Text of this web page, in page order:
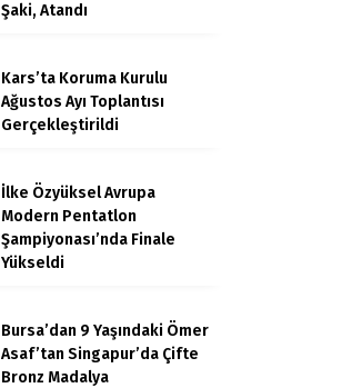
Şaki, Atandı
Kars’ta Koruma Kurulu
Ağustos Ayı Toplantısı
Gerçekleştirildi
İlke Özyüksel Avrupa
Modern Pentatlon
Şampiyonası’nda Finale
Yükseldi
Bursa’dan 9 Yaşındaki Ömer
Asaf’tan Singapur’da Çifte
Bronz Madalya